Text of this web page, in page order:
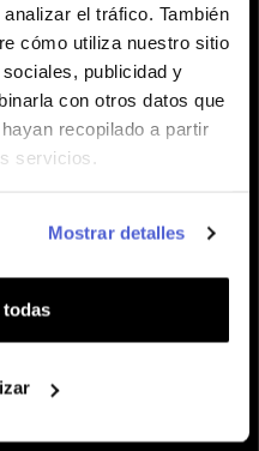
el tráfico. También
cómo utiliza nuestro sitio
publicidad y
con otros datos que
recopilado a partir
servicios.
Mostrar detalles